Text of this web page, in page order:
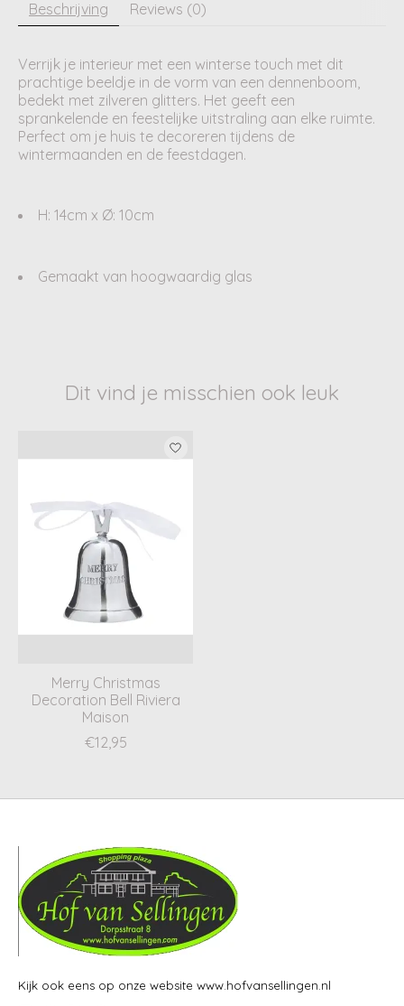
Beschrijving Reviews (0)
Verrijk je interieur met een winterse touch met dit
prachtige beeldje in de vorm van een dennenboom,
bedekt met zilveren glitters. Het geeft een
sprankelende en feestelijke uitstraling aan elke ruimte.
Perfect om je huis te decoreren tijdens de
wintermaanden en de feestdagen.
H: 14cm x Ø: 10cm
Gemaakt van hoogwaardig glas
Dit vind je misschien ook leuk
Items van productcarrousel
Merry Christmas
Decoration Bell Riviera
Maison
€12,95
Kijk ook eens op onze website www.hofvansellingen.nl